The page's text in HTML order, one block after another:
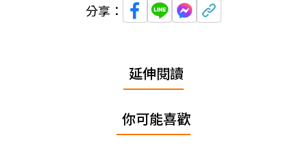
分享：
延伸閱讀
你可能喜歡